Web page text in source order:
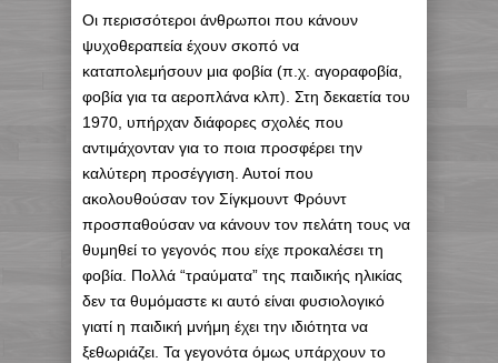
Οι περισσότεροι άνθρωποι που κάνουν
ψυχοθεραπεία έχουν σκοπό να
καταπολεμήσουν μια φοβία (π.χ. αγοραφοβία,
φοβία για τα αεροπλάνα κλπ). Στη δεκαετία του
1970, υπήρχαν διάφορες σχολές που
αντιμάχονταν για το ποια προσφέρει την
καλύτερη προσέγγιση. Αυτοί που
ακολουθούσαν τον Σίγκμουντ Φρόυντ
προσπαθούσαν να κάνουν τον πελάτη τους να
θυμηθεί το γεγονός που είχε προκαλέσει τη
φοβία. Πολλά “τραύματα” της παιδικής ηλικίας
δεν τα θυμόμαστε κι αυτό είναι φυσιολογικό
γιατί η παιδική μνήμη έχει την ιδιότητα να
ξεθωριάζει. Τα γεγονότα όμως υπάρχουν το